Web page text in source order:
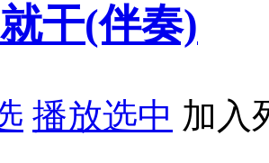
干(伴奏)
播放选中 加入